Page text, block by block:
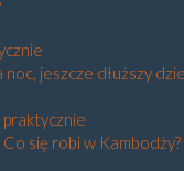
noc, jeszcze dłuższy
praktycznie
się robi w Kambodży?